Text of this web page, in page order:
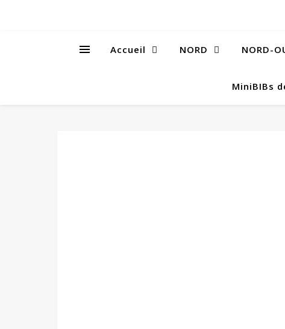
Accueil NORD NORD-
MiniBIBs